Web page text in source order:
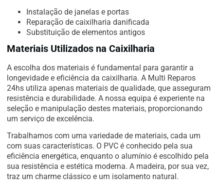
Instalação de janelas e portas
Reparação de caixilharia danificada
Substituição de elementos antigos
Materiais Utilizados na Caixilharia
A escolha dos materiais é fundamental para garantir a
longevidade e eficiência da caixilharia. A Multi Reparos
24hs utiliza apenas materiais de qualidade, que asseguram
resistência e durabilidade. A nossa equipa é experiente na
seleção e manipulação destes materiais, proporcionando
um serviço de excelência.
Trabalhamos com uma variedade de materiais, cada um
com suas características. O PVC é conhecido pela sua
eficiência energética, enquanto o alumínio é escolhido pela
sua resistência e estética moderna. A madeira, por sua vez,
traz um charme clássico e um isolamento natural.